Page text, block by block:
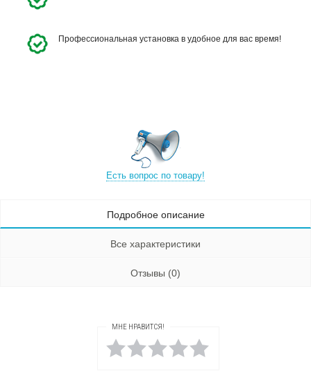
Профессиональная установка в удобное для вас время!
Есть вопрос по товару!
Подробное описание
Все характеристики
Отзывы (0)
МНЕ НРАВИТСЯ!